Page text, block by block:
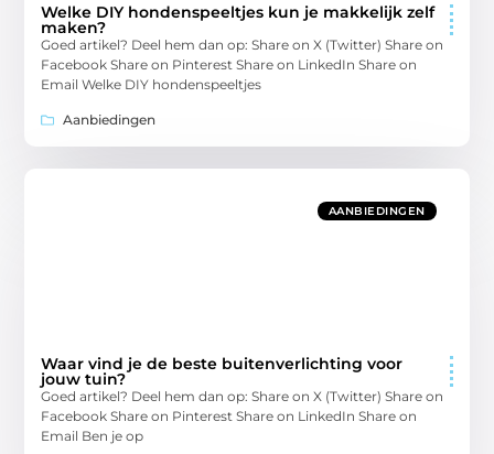
Welke DIY hondenspeeltjes kun je makkelijk zelf
maken?
Goed artikel? Deel hem dan op: Share on X (Twitter) Share on
Facebook Share on Pinterest Share on LinkedIn Share on
Email Welke DIY hondenspeeltjes
Aanbiedingen
AANBIEDINGEN
Waar vind je de beste buitenverlichting voor
jouw tuin?
Goed artikel? Deel hem dan op: Share on X (Twitter) Share on
Facebook Share on Pinterest Share on LinkedIn Share on
Email Ben je op